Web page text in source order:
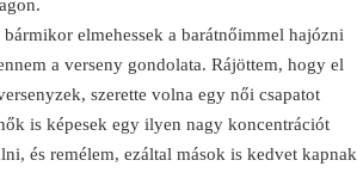
elmehessek a barátnőimmel hajózni
a verseny gondolata. Rájöttem, hogy el
szerette volna egy női csapatot
is képesek egy ilyen nagy koncentrációt
és remélem, ezáltal mások is kedvet kapnak